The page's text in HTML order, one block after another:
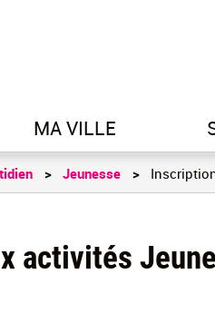
MA VILLE
Jeunesse
activités